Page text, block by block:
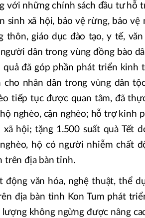
với những chính sách đầu tư hỗ
sinh xã hội, bảo vệ rừng, bảo
thôn, giáo dục đào tạo, y tế,
dân trong vùng đồng bào
quả đã góp phần phát triển kinh
cho nhân dân trong vùng dân
tiếp tục được quan tâm, đã
nghèo, cận nghèo; hỗ trợ kinh
xã hội; tặng 1.500 suất quà Tết
hộ có người nhiễm chất
trên địa bàn tỉnh.
động văn hóa, nghệ thuật, thể
địa bàn tỉnh Kon Tum phát
lượng không ngừng được nâng